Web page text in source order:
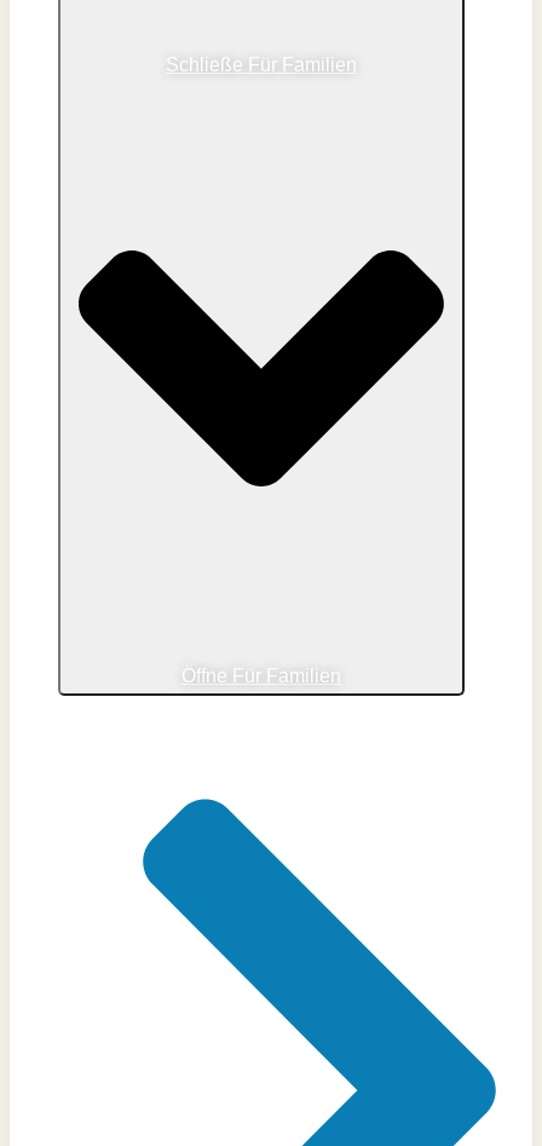
Schließe Für Familien
Öffne Für Familien